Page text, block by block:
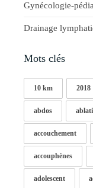
Gynécologie-
Drainage
Mots clés
10 km 2018
abdos
accouchement
accouphènes
adolescent